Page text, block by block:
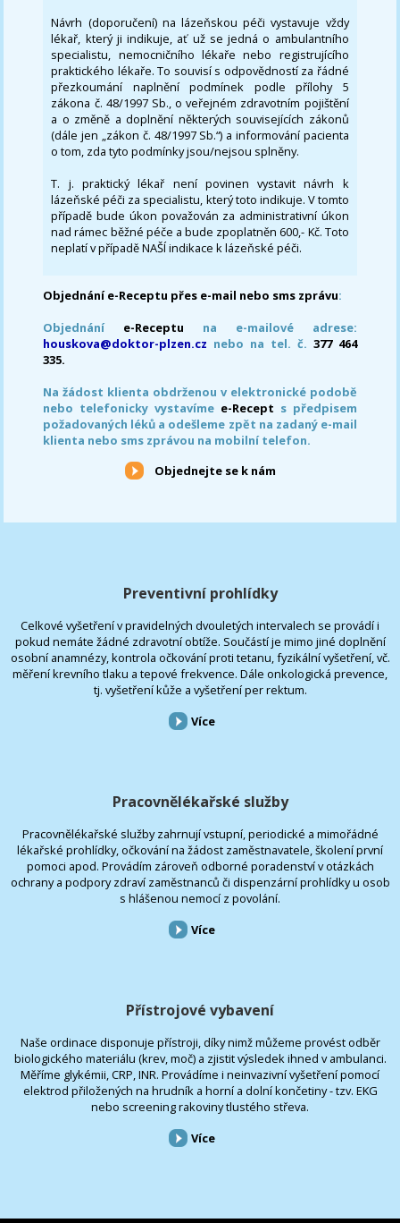
Návrh (doporučení) na lázeňskou péči vystavuje vždy
lékař, který ji indikuje, ať už se jedná o ambulantního
specialistu, nemocničního lékaře nebo registrujícího
praktického lékaře. To souvisí s odpovědností za řádné
přezkoumání naplnění podmínek podle přílohy 5
zákona č. 48/1997 Sb., o veřejném zdravotním pojištění
a o změně a doplnění některých souvisejících zákonů
(dále jen „zákon č. 48/1997 Sb.“) a informování pacienta
o tom, zda tyto podmínky jsou/nejsou splněny.
T. j. praktický lékař není povinen vystavit návrh k
lázeňské péči za specialistu, který toto indikuje. V tomto
případě bude úkon považován za administrativní úkon
nad rámec běžné péče a bude zpoplatněn 600,- Kč. Toto
neplatí v případě NAŠÍ indikace k lázeňské péči.
Objednání e-Receptu přes e-mail nebo sms zprávu:
Objednání e-Receptu na e-mailové adrese:
houskova@doktor-plzen.cz nebo na tel. č. 377 464
335.
Na žádost klienta obdrženou v elektronické podobě
nebo telefonicky vystavíme e-Recept s předpisem
požadovaných léků a odešleme zpět na zadaný e-mail
klienta nebo sms zprávou na mobilní telefon.
Objednejte se k nám
Preventivní prohlídky
Celkové vyšetření v pravidelných dvouletých intervalech se provádí i
pokud nemáte žádné zdravotní obtíže. Součástí je mimo jiné doplnění
osobní anamnézy, kontrola očkování proti tetanu, fyzikální vyšetření, vč.
měření krevního tlaku a tepové frekvence. Dále onkologická prevence,
tj. vyšetření kůže a vyšetření per rektum.
Více
Pracovnělékařské služby
Pracovnělékařské služby zahrnují vstupní, periodické a mimořádné
lékařské prohlídky, očkování na žádost zaměstnavatele, školení první
pomoci apod. Provádím zároveň odborné poradenství v otázkách
ochrany a podpory zdraví zaměstnanců či dispenzární prohlídky u osob
s hlášenou nemocí z povolání.
Více
Přístrojové vybavení
Naše ordinace disponuje přístroji, díky nimž můžeme provést odběr
biologického materiálu (krev, moč) a zjistit výsledek ihned v ambulanci.
Měříme glykémii, CRP, INR. Provádíme i neinvazivní vyšetření pomocí
elektrod přiložených na hrudník a horní a dolní končetiny - tzv. EKG
nebo screening rakoviny tlustého střeva.
Více